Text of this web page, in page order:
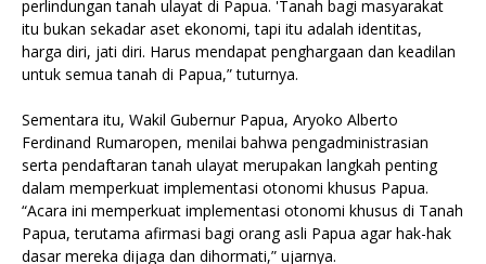
perlindungan tanah ulayat di Papua. 'Tanah bagi masyarakat
itu bukan sekadar aset ekonomi, tapi itu adalah identitas,
harga diri, jati diri. Harus mendapat penghargaan dan keadilan
untuk semua tanah di Papua,” tuturnya.
Sementara itu, Wakil Gubernur Papua, Aryoko Alberto
Ferdinand Rumaropen, menilai bahwa pengadministrasian
serta pendaftaran tanah ulayat merupakan langkah penting
dalam memperkuat implementasi otonomi khusus Papua.
“Acara ini memperkuat implementasi otonomi khusus di Tanah
Papua, terutama afirmasi bagi orang asli Papua agar hak-hak
dasar mereka dijaga dan dihormati,” ujarnya.